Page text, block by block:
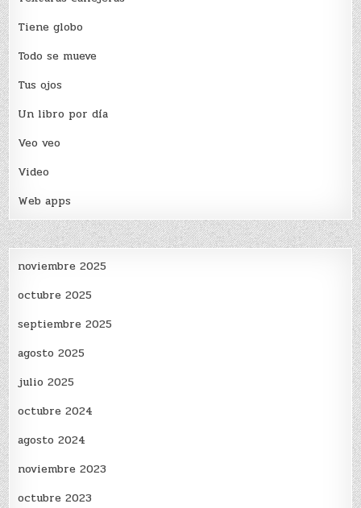
Tiene globo
Todo se mueve
Tus ojos
Un libro por día
Veo veo
Video
Web apps
noviembre 2025
octubre 2025
septiembre 2025
agosto 2025
julio 2025
octubre 2024
agosto 2024
noviembre 2023
octubre 2023